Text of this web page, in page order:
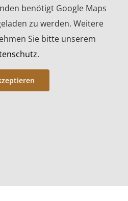
benötigt Google Maps
zu werden. Weitere
Sie bitte unserem
.